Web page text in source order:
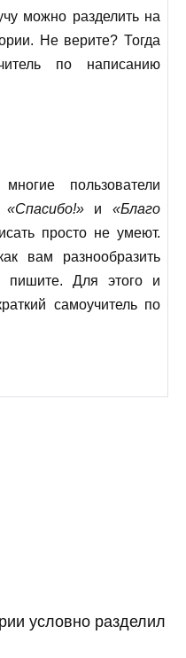
можно разделить на
Не верите? Тогда
по написанию
пользователи
«Спасибо!»и «Благо
просто не умеют.
вам разнообразить
пишите. Для этого и
самоучитель по
условно разделил